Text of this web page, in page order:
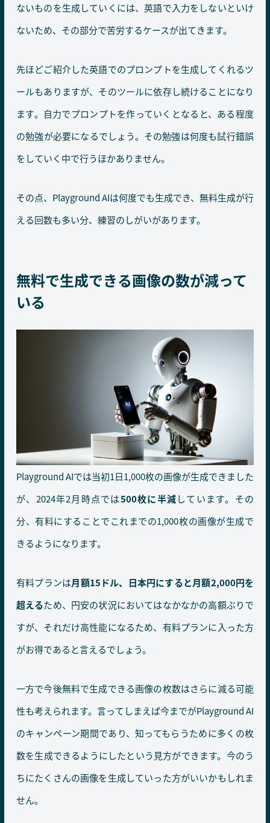
ないものを生成していくには、英語で入力をしないといけ
ないため、その部分で苦労するケースが出てきます。
先ほどご紹介した英語でのプロンプトを生成してくれるツ
ールもありますが、そのツールに依存し続けることになり
ます。自力でプロンプトを作っていくとなると、ある程度
の勉強が必要になるでしょう。その勉強は何度も試行錯誤
をしていく中で行うほかありません。
その点、Playground AIは何度でも生成でき、無料生成が行
える回数も多い分、練習のしがいがあります。
無料で生成できる画像の数が減って
いる
Playground AIでは当初1日1,000枚の画像が生成できました
が、2024年2月時点では500枚に半減しています。その
分、有料にすることでこれまでの1,000枚の画像が生成で
きるようになります。
有料プランは月額15ドル、日本円にすると月額2,000円を
超えるため、円安の状況においてはなかなかの高額ぶりで
すが、それだけ高性能になるため、有料プランに入った方
がお得であると言えるでしょう。
一方で今後無料で生成できる画像の枚数はさらに減る可能
性も考えられます。言ってしまえば今までがPlayground AI
のキャンペーン期間であり、知ってもらうために多くの枚
数を生成できるようにしたという見方ができます。今のう
ちにたくさんの画像を生成していった方がいいかもしれま
せん。